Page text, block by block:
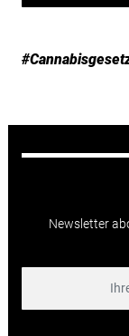
Newsletter